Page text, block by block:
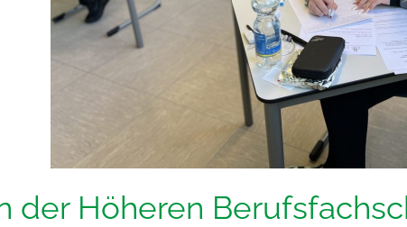
der Höheren